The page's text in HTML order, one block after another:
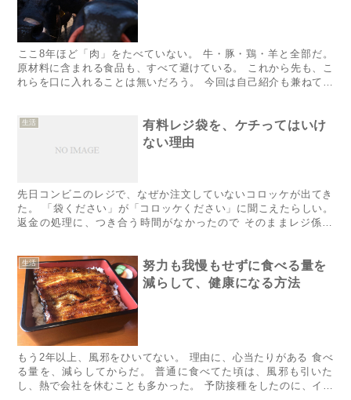
​​​​​​​​​​​​​​​​​​​ここ8年ほど「肉」をたべていない。 牛・豚・鶏・羊と全部だ。
原材料に含まれる食品も、すべて避けている。 これから先も、こ
れらを口に入れることは無いだろう。 今回は自己紹介も兼ねて、
生活
有料レジ袋を、ケチってはいけ
ない理由
​​​​​​​​​​​​​​​​​​先日コンビニのレジで、なぜか注文していないコロッケが出てき
た。 「袋ください」が「コロッケください」に聞こえたらしい。
返金の処理に、つき合う時間がなかったので そのままレジ係に
生活
努力も我慢もせずに食べる量を
減らして、健康になる方法
​​​​​​​​​​​​​​​​​​​もう2年以上、風邪をひいてない。 理由に、心当たりがある 食べ
る量を、減らしてからだ。 普通に食べてた頃は、風邪も引いた
し、熱で会社を休むことも多かった。 予防接種をしたのに、イン